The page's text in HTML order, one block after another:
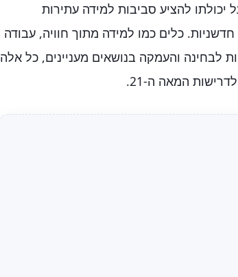
יכולתו להציע סביבות למידה עתירות
כלים כמו למידה מתוך חוויה, עבודה
לבחינה והעמקה בנושאים מעניינים, כל אלה
המאה ה-21.